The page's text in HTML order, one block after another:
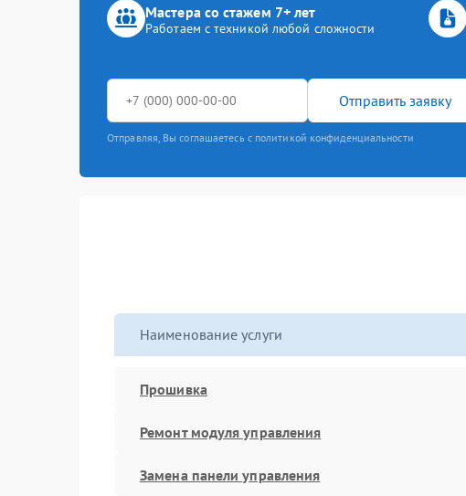
Мастера со стажем 7+ лет
Работаем с техникой любой сложности
Отправить заявку
Отправляя, Вы соглашаетесь с политикой конфиденциальности
Наименование услуги
Прошивка
Ремонт модуля управления
Замена панели управления